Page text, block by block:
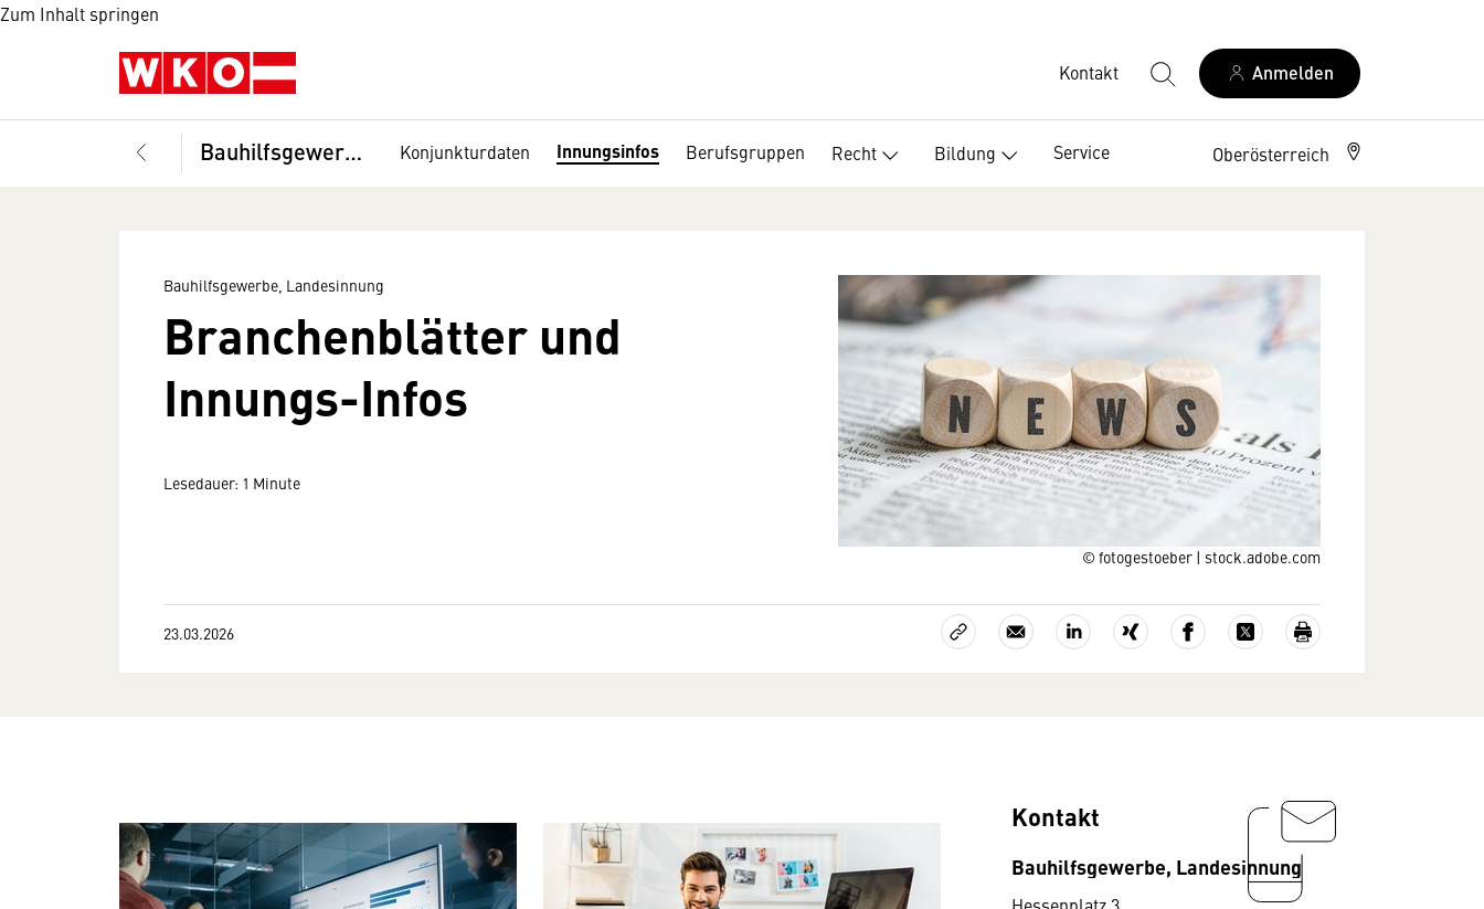
Zum Inhalt springen
Kontakt Anmelden
Bauhilfsgewerbe, Landesinnung Konjunkturdaten Innungsinfos Berufsgruppen Recht Bildung Service Oberösterreich
© fotogestoeber | stock.adobe.com
Bauhilfsgewerbe, Landesinnung
Branchenblätter und
Innungs-Infos
Lesedauer: 1 Minute
23.03.2026
Kontakt
Bauhilfsgewerbe, Landesinnung